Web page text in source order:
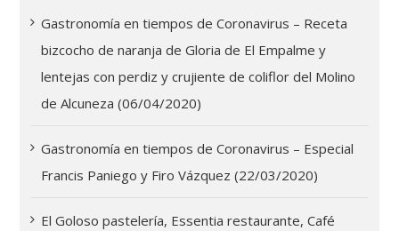
Gastronomía en tiempos de Coronavirus – Receta
bizcocho de naranja de Gloria de El Empalme y
lentejas con perdiz y crujiente de coliflor del Molino
de Alcuneza (06/04/2020)
Gastronomía en tiempos de Coronavirus – Especial
Francis Paniego y Firo Vázquez (22/03/2020)
El Goloso pastelería, Essentia restaurante, Café